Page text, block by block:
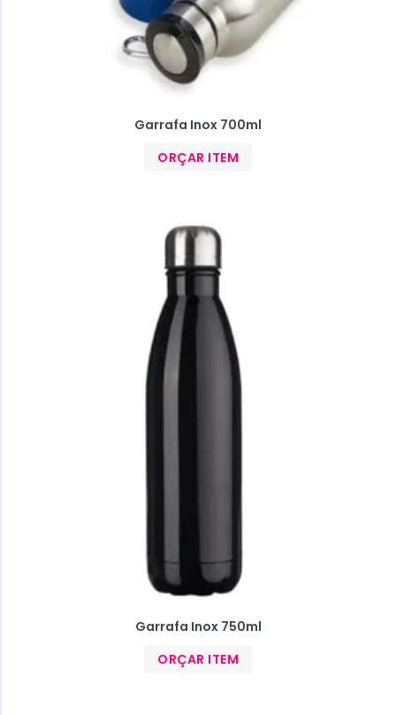
Garrafa Inox 700ml
ORÇAR ITEM
Garrafa Inox 750ml
ORÇAR ITEM